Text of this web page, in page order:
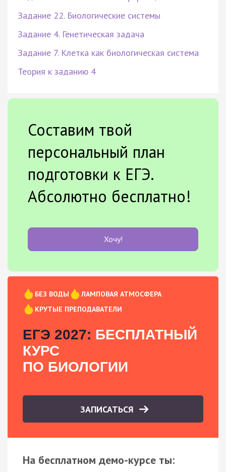
Задание 22. Биологические системы
Задание 4. Генетическая задача
Задание 7. Клетка как биологическая система
Теория к заданию 4
Составим твой
персональный план
подготовки к ЕГЭ.
Абсолютно бесплатно!
Хочу!
БЕЗ ВОДЫ
ЛАМПОВАЯ АТМОСФЕРА
КРУТЫЕ ПРЕПОДАВАТЕЛИ
ЕГЭ 2027: БЕСПЛАТНЫЙ
КУРС
ПО БИОЛОГИИ
ЗАПИСАТЬСЯ
На бесплатном демо-курсе ты: